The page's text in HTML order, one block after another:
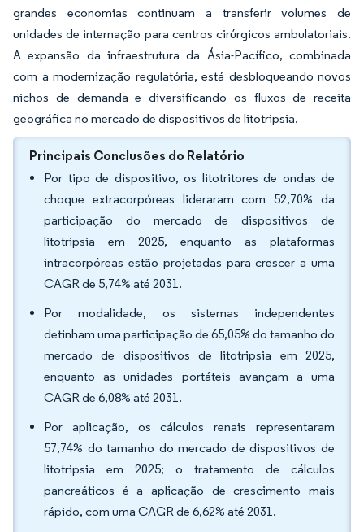
grandes economias continuam a transferir volumes de
unidades de internação para centros cirúrgicos ambulatoriais.
A expansão da infraestrutura da Ásia-Pacífico, combinada
com a modernização regulatória, está desbloqueando novos
nichos de demanda e diversificando os fluxos de receita
geográfica no mercado de dispositivos de litotripsia.
Principais Conclusões do Relatório
Por tipo de dispositivo, os litotritores de ondas de
choque extracorpóreas lideraram com 52,70% da
participação do mercado de dispositivos de
litotripsia em 2025, enquanto as plataformas
intracorpóreas estão projetadas para crescer a uma
CAGR de 5,74% até 2031.
Por modalidade, os sistemas independentes
detinham uma participação de 65,05% do tamanho do
mercado de dispositivos de litotripsia em 2025,
enquanto as unidades portáteis avançam a uma
CAGR de 6,08% até 2031.
Por aplicação, os cálculos renais representaram
57,74% do tamanho do mercado de dispositivos de
litotripsia em 2025; o tratamento de cálculos
pancreáticos é a aplicação de crescimento mais
rápido, com uma CAGR de 6,62% até 2031.